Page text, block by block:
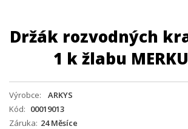
Držák rozvodných
1 k žlabu
Výrobce
ARKYS
Kód
00019013
Záruka 24 Měsíce